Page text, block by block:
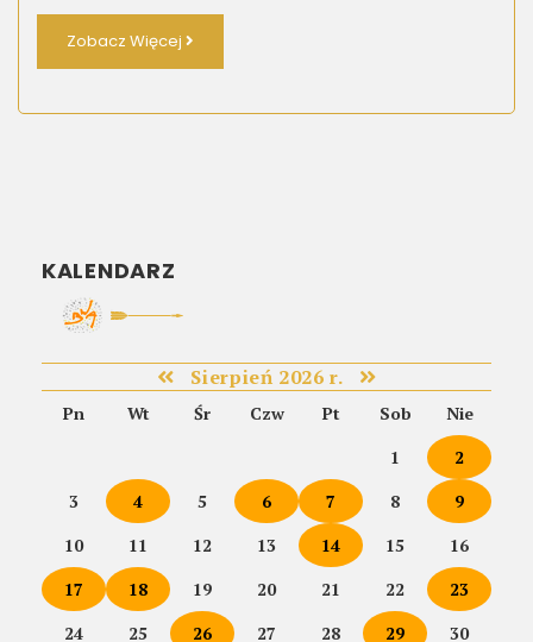
Zobacz Więcej
KALENDARZ
Sierpień 2026 r.
Pn Wt Śr Czw Pt Sob
Nie
1
2
3
4 5 6 7 8
9
10
11 12 13 14 15
16
17
18 19 20 21 22
23
24
25 26 27 28 29 30